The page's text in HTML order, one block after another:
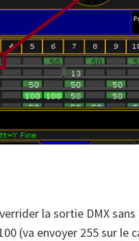
la sortie DMX
(va envoyer 255 sur le